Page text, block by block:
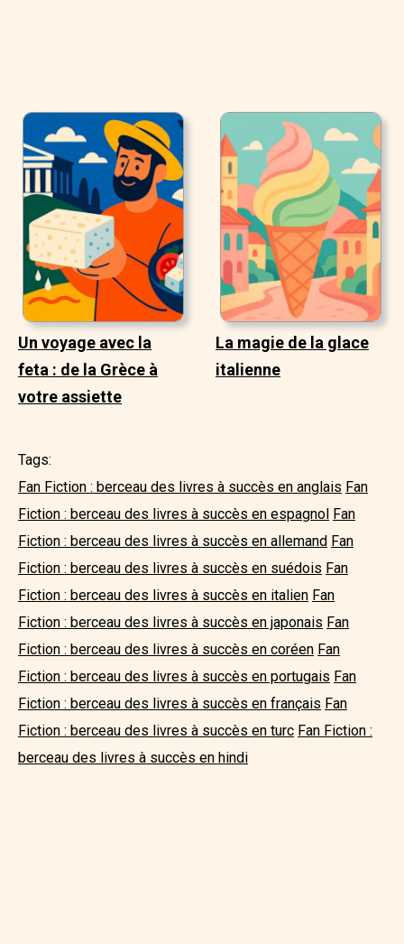
Un voyage avec la
feta : de la Grèce à
votre assiette
La magie de la glace
italienne
Tags:
Fan Fiction : berceau des livres à succès en anglais Fan
Fiction : berceau des livres à succès en espagnol Fan
Fiction : berceau des livres à succès en allemand Fan
Fiction : berceau des livres à succès en suédois Fan
Fiction : berceau des livres à succès en italien Fan
Fiction : berceau des livres à succès en japonais Fan
Fiction : berceau des livres à succès en coréen Fan
Fiction : berceau des livres à succès en portugais Fan
Fiction : berceau des livres à succès en français Fan
Fiction : berceau des livres à succès en turc Fan Fiction :
berceau des livres à succès en hindi